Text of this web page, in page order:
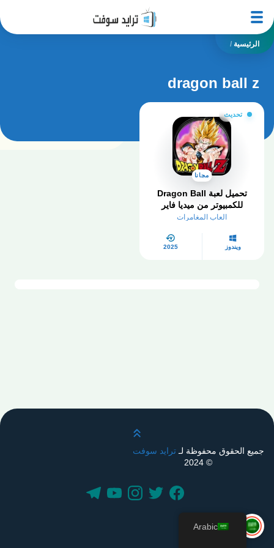
الرئيسية /
dragon ball z
تحديث
مجانا
تحميل لعبة Dragon Ball
للكمبيوتر من ميديا فاير
العاب المغامرات
ويندوز 2025
قم بالتمرير لأعلى
جميع الحقوق محفوظة لـترايد سوفت
© 2024
Arabic